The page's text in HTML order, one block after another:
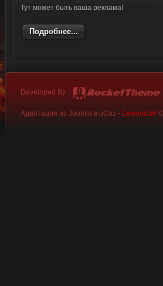
Тут может быть ваша реклама!
Подробнее...
Developed By
Адаптация из Joomla в uCoz - Lewonchik©